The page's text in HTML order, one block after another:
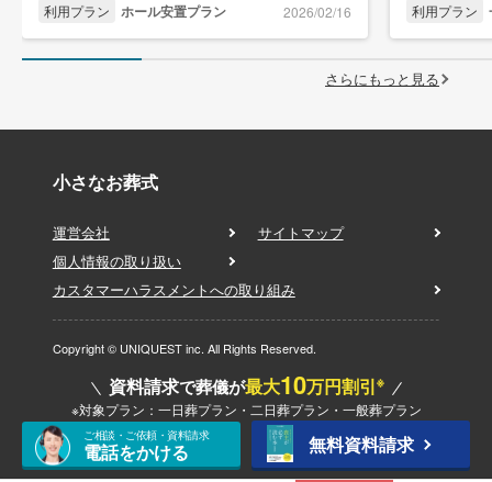
利用プラン ホール安置プラン 2026/02/16 利用プラン
さらにもっと見る
小さなお葬式
運営会社
サイトマップ
個人情報の取り扱い
カスタマーハラスメントへの取り組み
Copyright © UNIQUEST inc. All Rights Reserved.
資料請求で葬儀が最大10万円割引※
※対象プラン：一日葬プラン・二日葬プラン・一般葬プラン
ご相談・ご依頼・資料請求
電話をかける 無料資料請求